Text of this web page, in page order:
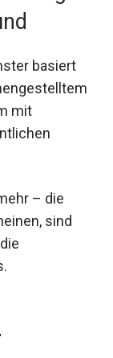
basiert
mit
– die
sind